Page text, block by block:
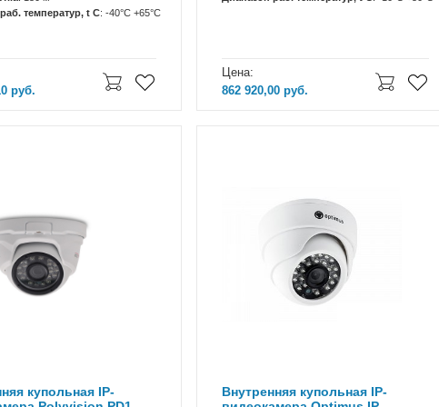
температур, t C: -40°C +65°C
руб.
Цена:
862 920,00руб.
купольная IP-
Внутренняя купольная IP-